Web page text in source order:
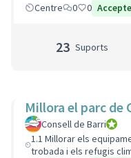
Centre
0 0
23 Suports
Millora el parc de
Consell de Barri
1.1 Millorar els
trobada i els refugis